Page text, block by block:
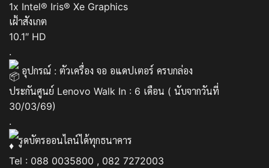
1x Intel® Iris® Xe Graphics
เฝ้าสังเกต
10.1″ HD
.
อุปกรณ์ : ตัวเครื่อง จอ อแดปเตอร์ ครบกล่อง
ประกันศูนย์ Lenovo Walk In : 6 เดือน ( นับจากวันที่
30/03/69)
.
รูดบัตรออนไลน์ได้ทุกธนาคาร
Tel : 088 0035800 , 082 7272003